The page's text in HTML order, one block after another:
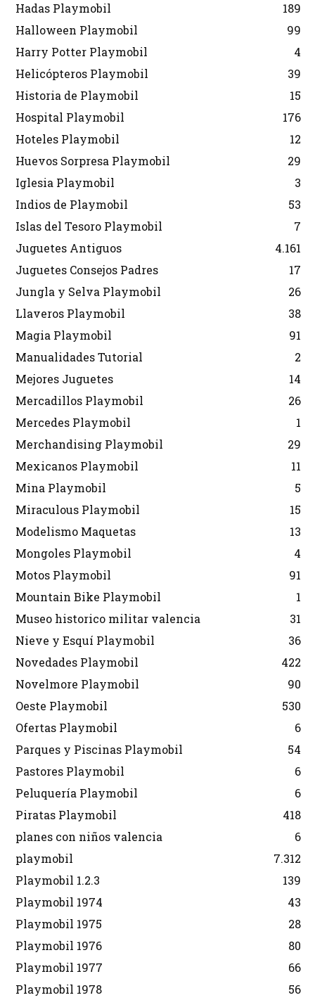
Hadas Playmobil
189
Halloween Playmobil
99
Harry Potter Playmobil
4
Helicópteros Playmobil
39
Historia de Playmobil
15
Hospital Playmobil
176
Hoteles Playmobil
12
Huevos Sorpresa Playmobil
29
Iglesia Playmobil
3
Indios de Playmobil
53
Islas del Tesoro Playmobil
7
Juguetes Antiguos
4.161
Juguetes Consejos Padres
17
Jungla y Selva Playmobil
26
Llaveros Playmobil
38
Magia Playmobil
91
Manualidades Tutorial
2
Mejores Juguetes
14
Mercadillos Playmobil
26
Mercedes Playmobil
1
Merchandising Playmobil
29
Mexicanos Playmobil
11
Mina Playmobil
5
Miraculous Playmobil
15
Modelismo Maquetas
13
Mongoles Playmobil
4
Motos Playmobil
91
Mountain Bike Playmobil
1
Museo historico militar valencia
31
Nieve y Esquí Playmobil
36
Novedades Playmobil
422
Novelmore Playmobil
90
Oeste Playmobil
530
Ofertas Playmobil
6
Parques y Piscinas Playmobil
54
Pastores Playmobil
6
Peluquería Playmobil
6
Piratas Playmobil
418
planes con niños valencia
6
playmobil
7.312
Playmobil 1.2.3
139
Playmobil 1974
43
Playmobil 1975
28
Playmobil 1976
80
Playmobil 1977
66
Playmobil 1978
56